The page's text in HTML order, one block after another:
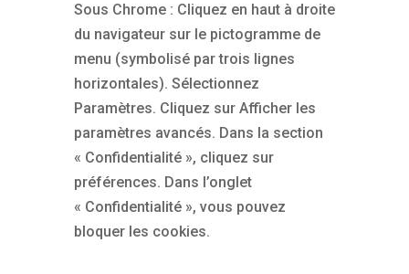
Sous Chrome : Cliquez en haut à droite
du navigateur sur le pictogramme de
menu (symbolisé par trois lignes
horizontales). Sélectionnez
Paramètres. Cliquez sur Afficher les
paramètres avancés. Dans la section
« Confidentialité », cliquez sur
préférences. Dans l’onglet
« Confidentialité », vous pouvez
bloquer les cookies.